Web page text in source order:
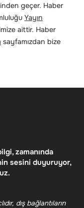
geçer. Haber
Yayın
aittir. Haber
sayfamızdan bize
zamanında
sesini duyuruyor,
dış bağlantıların